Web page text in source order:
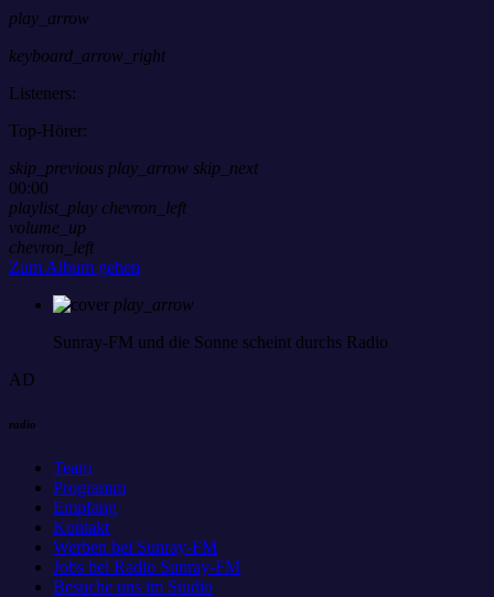
play_arrow
keyboard_arrow_right
Listeners:
Top-Hörer:
skip_previous play_arrow skip_next
00:00
playlist_play chevron_left
volume_up
chevron_left
Zum Album gehen
play_arrow
Sunray-FM und die Sonne scheint durchs Radio
AD
radio
Team
Programm
Empfang
Kontakt
Werben bei Sunray-FM
Jobs bei Radio Sunray-FM
Besuche uns im Studio